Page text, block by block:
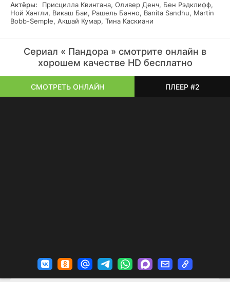
Актёры:
Присцилла Квинтана, Оливер Денч, Бен Рэдклифф,
Ной Хантли, Викаш Баи, Рашель Банно, Banita Sandhu, Martin
Bobb-Semple, Акшай Кумар, Тина Каскиани
Сериал « Пандора » смотрите онлайн в
хорошем качестве HD бесплатно
СМОТРЕТЬ ОНЛАЙН ПЛЕЕР #2